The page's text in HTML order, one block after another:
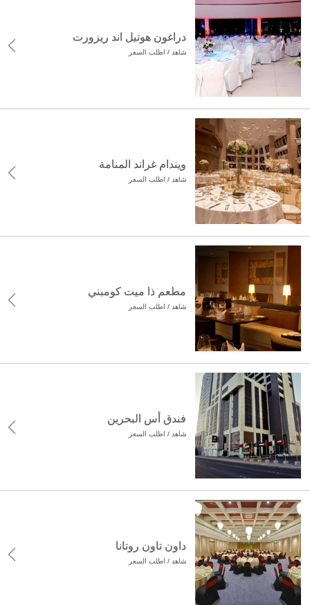
دراغون هوتيل اند ريزورت
شاهد / اطلب السعر
ويندام غراند المنامة
شاهد / اطلب السعر
مطعم ذا ميت كومبني
شاهد / اطلب السعر
فندق أس البحرين
شاهد / اطلب السعر
داون تاون روتانا
شاهد / اطلب السعر